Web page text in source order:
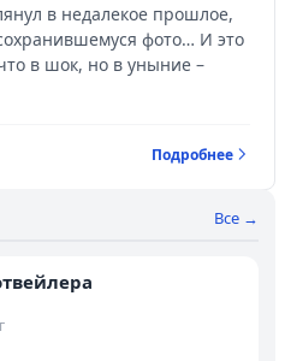
в недалекое прошлое,
фото… И это
в шок, но в уныние –
Подробнее
Все →